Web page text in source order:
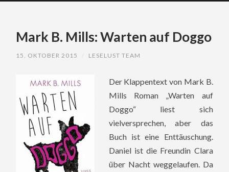
CONTENTMark B. Mills: Warten auf Doggo
15. OKTOBER 2015 LESELUST TEAM
Der Klappentext von Mark B.
Mills Roman „Warten auf
Doggo“ liest sich
vielversprechen, aber das
Buch ist eine Enttäuschung.
Daniel ist die Freundin Clara
über Nacht weggelaufen. Da